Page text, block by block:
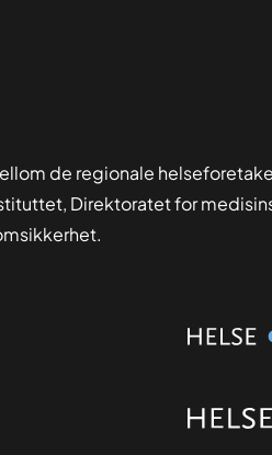
de regionale
Direktoratet for